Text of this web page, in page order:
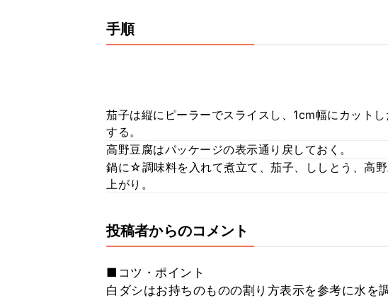
手順
茄子は縦にピーラーでスライスし、1cm幅にカット
する。
高野豆腐はパッケージの表示通り戻しておく。
鍋に☆調味料を入れて煮立て、茄子、ししとう、高
上がり。
投稿者からのコメント
■コツ・ポイント
白ダシはお持ちのものの割り方表示を参考に水を